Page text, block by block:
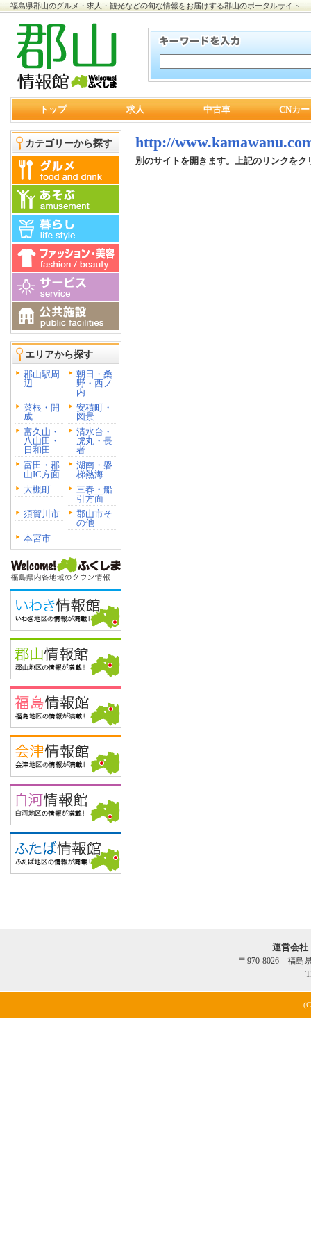
福島県郡山のグルメ・求人・観光などの旬な情報をお届けする郡山のポータルサイト
トップ 求人 中古車 CNカ
カテゴリーから探す
エリアから探す
郡山駅周
辺
朝日・桑
野・西ノ
内
菜根・開
成
安積町・
図景
富久山・
八山田・
日和田
清水台・
虎丸・長
者
富田・郡
山IC方面
湖南・磐
梯熱海
大槻町
三春・船
引方面
須賀川市
郡山市そ
の他
本宮市
http://
別のサイトを開きます。上記のリンクをク
運営会
〒970-8026 福島